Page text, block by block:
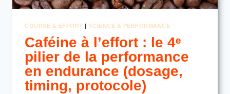
COURSE & EFFORT |SCIENCE & PERFORMANCE
Caféine à l’effort : le 4ᵉ
pilier de la performance
en endurance (dosage,
timing, protocole)